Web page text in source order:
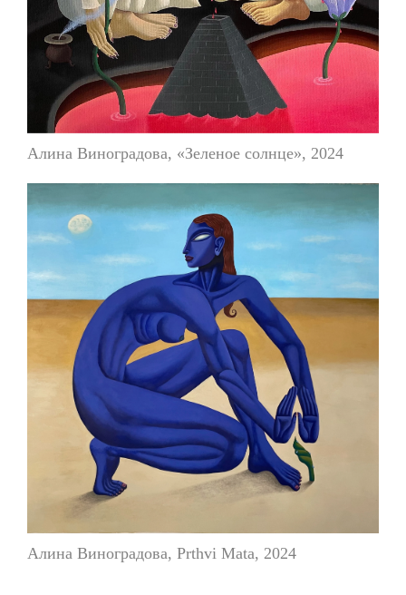
Алина Виноградова, «Зеленое солнце», 2024
Алина Виноградова, Prthvi Mata, 2024